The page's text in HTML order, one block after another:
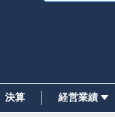
決算 経営業績